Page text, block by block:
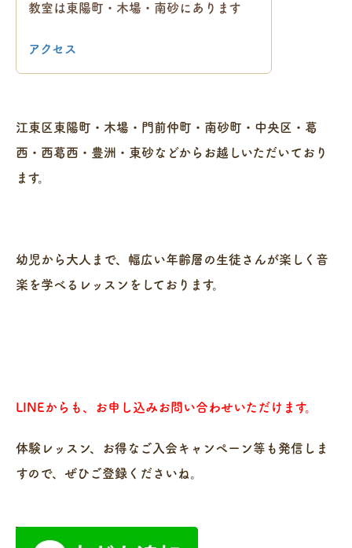
教室は東陽町・木場・南砂にあります
アクセス
江東区東陽町・木場・門前仲町・南砂町・中央区・葛
西・西葛西・豊洲・東砂などからお越しいただいており
ます。
幼児から大人まで、幅広い年齢層の生徒さんが楽しく音
楽を学べるレッスンをしております。
LINEからも、お申し込みお問い合わせいただけます。
体験レッスン、お得なご入会キャンペーン等も発信しま
すので、ぜひご登録くださいね。